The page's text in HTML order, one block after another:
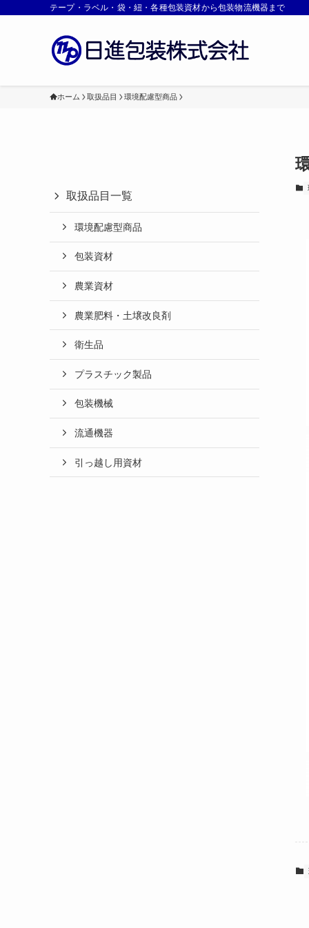
テープ・ラベル・袋・紐・各種包装資材から包装物流機器まで
ホーム 取扱品目 環境配慮型商品
取扱品目一覧
環境配慮型商品
包装資材
農業資材
農業肥料・土壌改良剤
衛生品
プラスチック製品
包装機械
流通機器
引っ越し用資材